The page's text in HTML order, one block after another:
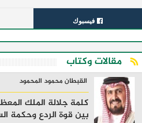
فيسبوك
مقالات وكتاب
القبطان محمود المحمود
كلمة جلالة الملك
بين قوة الردع وحكمة